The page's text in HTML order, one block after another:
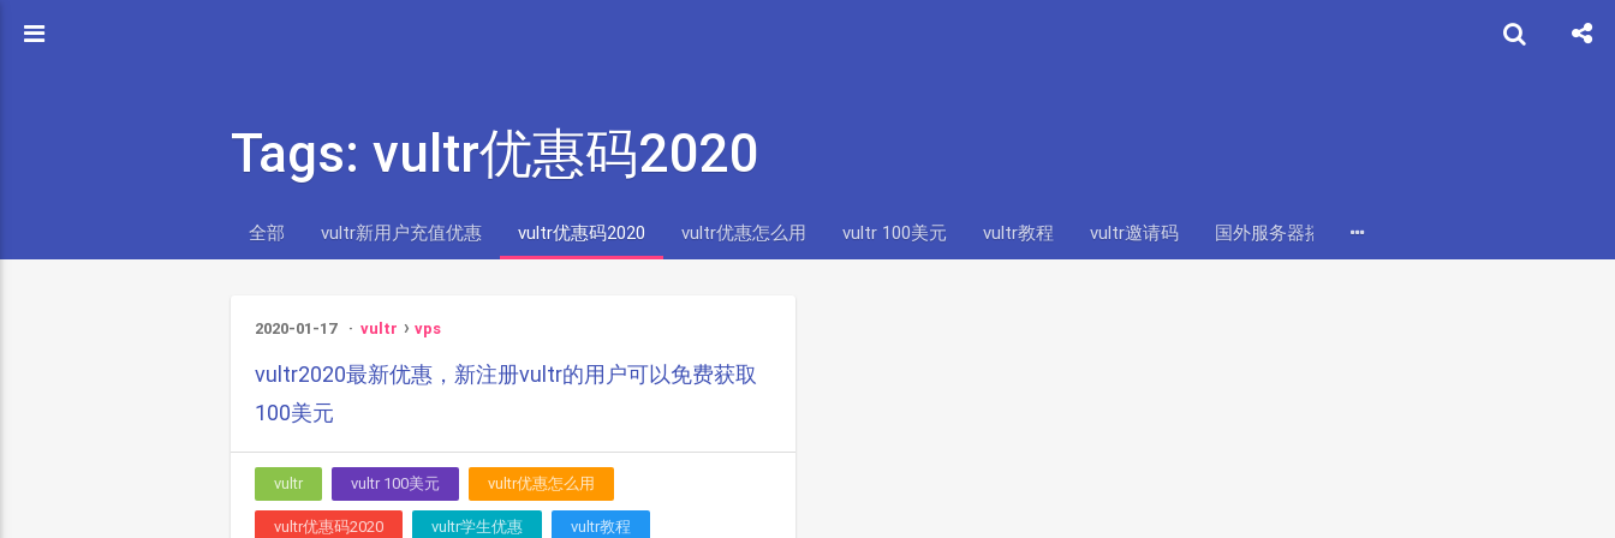
Tags: vultr优惠码2020
全部 vultr新用户充值优惠 vultr优惠码2020 vultr优惠怎么用 vultr 100美元 vultr教程 vultr邀请码 国外服务器搭建
2020-01-17 vultr vps
vultr2020最新优惠，新注册vultr的用户可以免费获取
100美元
vultr vultr 100美元 vultr优惠怎么用
vultr优惠码2020 vultr学生优惠 vultr教程